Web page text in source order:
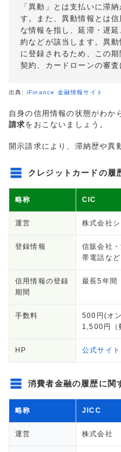
「異動」とは支払いに滞
す。また、異動情報とは
な情報を指し、延滞・遅
約などが該当します。異
に登録されるため、この
契約、カードローンの審査
出典: iFinance 金融情報サイト
自身の信用情報の状態がわか
請求をおこないましょう。
開示請求により、滞納歴や異
クレジットカードの履
略称 CIC
運営 株式会社
登録情報
信販会社
帯電話など
信用情報の登録
期間
最長5年間
手数料
500円(オ
1,500円（
HP 公式サイト
消費者金融の履歴に関
略称 JICC
運営 株式会社